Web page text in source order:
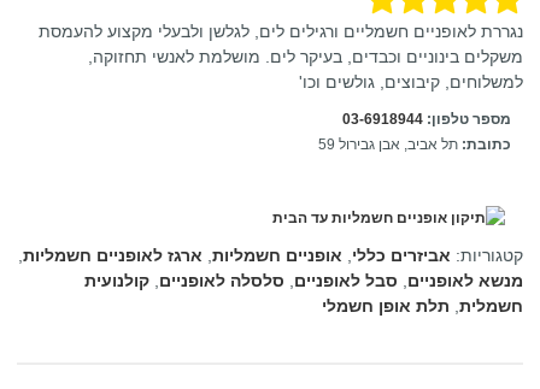
נגררת לאופניים חשמליים ורגילים לים, לגלשן ולבעלי מקצוע להעמסת
משקלים בינוניים וכבדים, בעיקר לים. מושלמת לאנשי תחזוקה,
למשלוחים, קיבוצים, גולשים וכו'
מספר טלפון:
כתובת: תל אביב, אבן גבירול 59
קטגוריות: אביזרים כללי אופניים חשמליות ארגז לאופניים חשמליות
מנשא לאופניים
סבל לאופניים סלסלה לאופניים קולנועית
חשמלית תלת אופן חשמלי